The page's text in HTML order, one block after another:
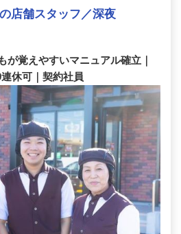
店舗スタッフ／深夜
が覚えやすいマニュアル確立｜
休可｜契約社員